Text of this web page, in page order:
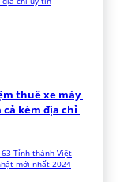
thuê xe máy
cả kèm địa chỉ